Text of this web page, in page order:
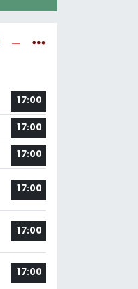
17:00
17:00
17:00
17:00
17:00
17:00